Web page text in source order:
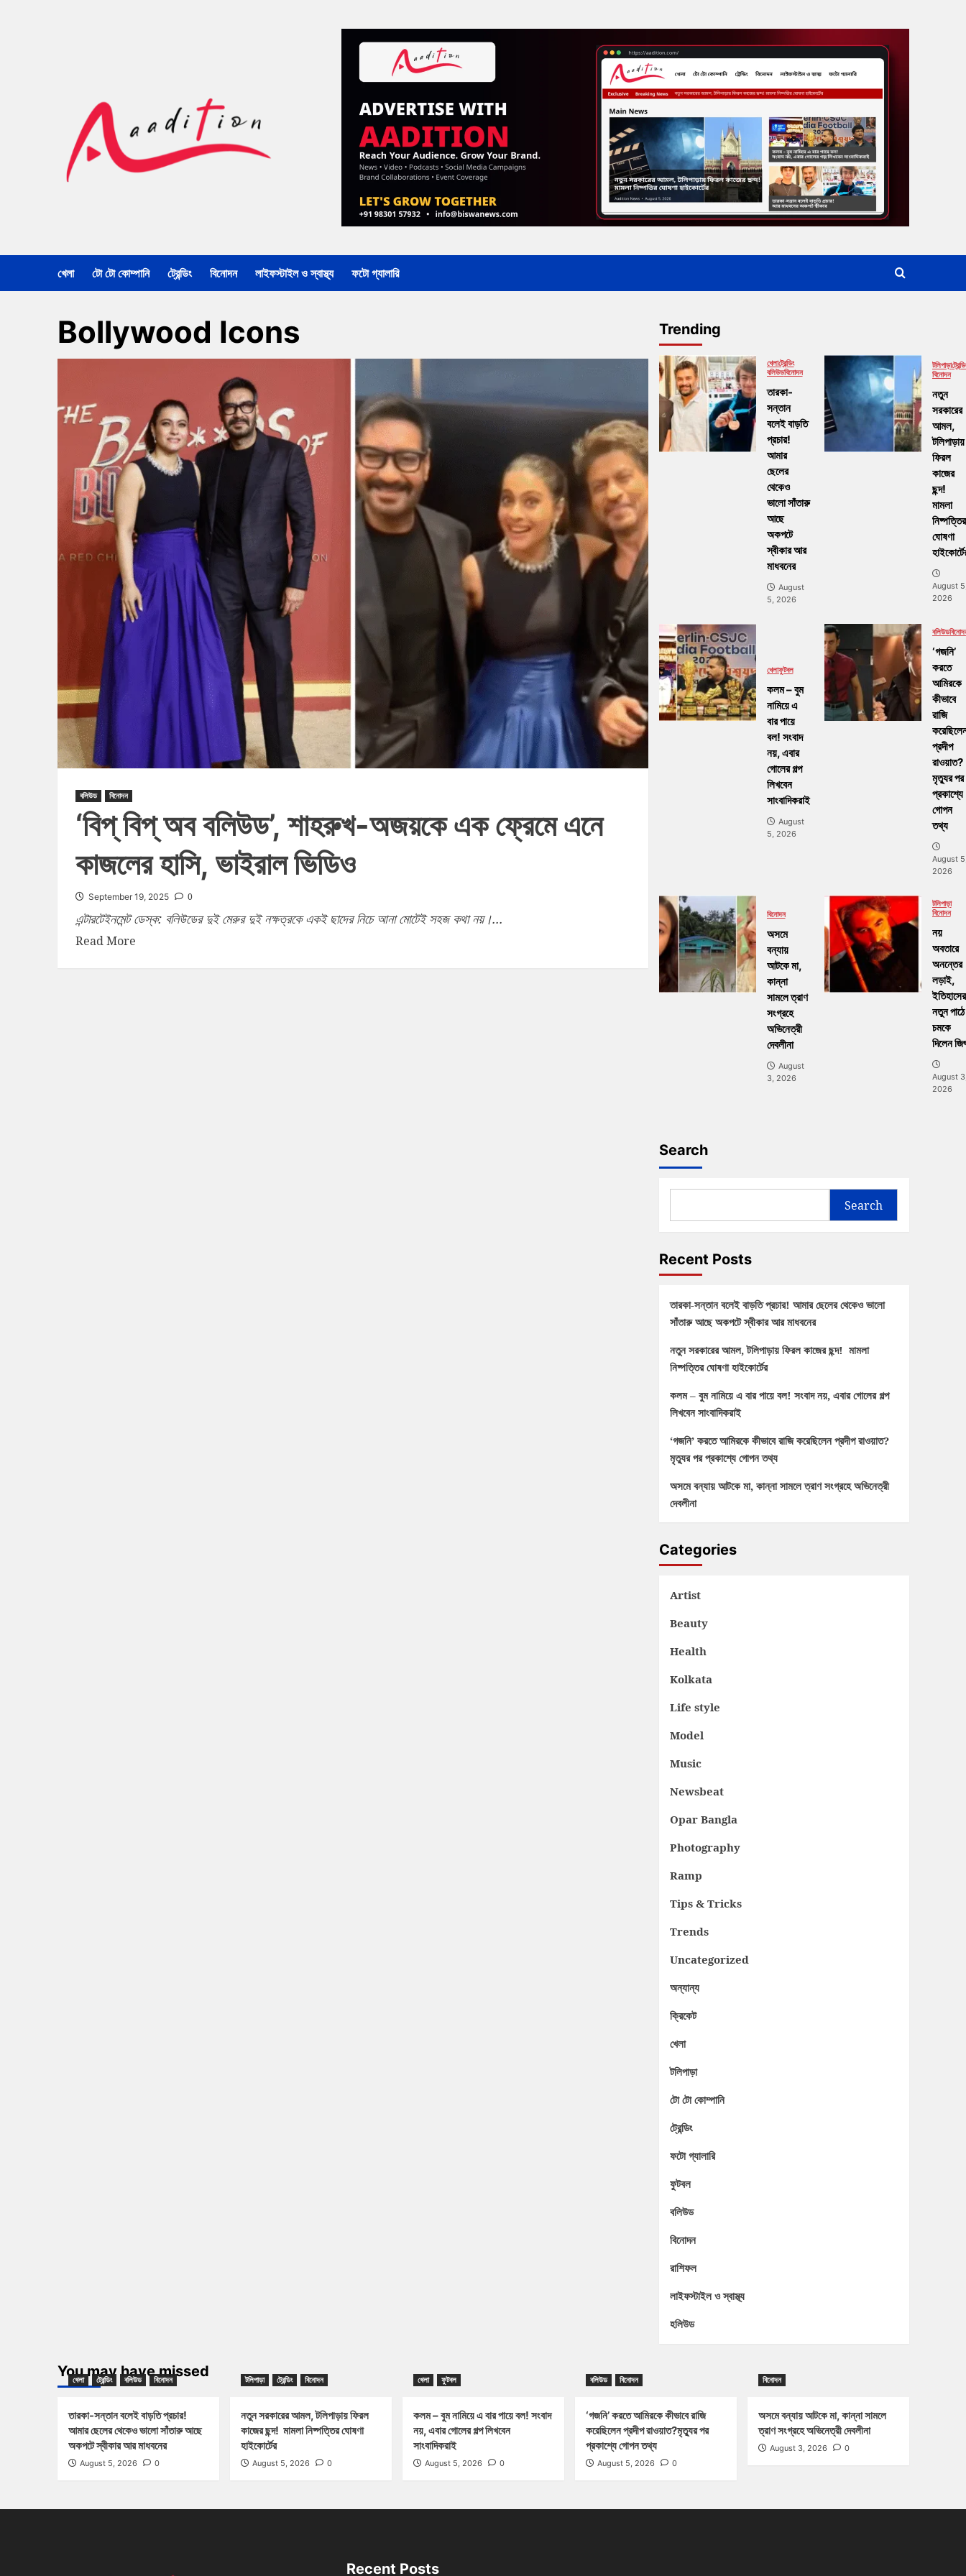
খেলা টো টো কোম্পানি ট্রেন্ডিং বিনোদন লাইফস্টাইল ও স্বাস্থ্য ফটো গ্যালারি
Bollywood Icons
বলিউড বিনোদন
‘বিপ্‌ বিপ্‌ অব বলিউড’, শাহরুখ-অজয়কে এক ফ্রেমে এনে
কাজলের হাসি, ভাইরাল ভিডিও
September 19, 2025 0
এন্টারটেইনমেন্ট ডেস্ক: বলিউডের দুই মেরুর দুই নক্ষত্রকে একই ছাদের নিচে আনা মোটেই সহজ কথা নয়।...
Read More
Trending
খেলাট্রেন্ডিং
বলিউডবিনোদন
তারকা-
সন্তান
বলেই বাড়তি
প্রচার!
আমার
ছেলের
থেকেও
ভালো সাঁতারু
আছে
অকপটে
স্বীকার আর
মাধবনের
August
5, 2026
টলিপাড়া
বিনোদন
নতুন
সরকারের
আমল,
টলিপাড়ায়
ফিরল
কাজের
ছন্দ!
মামলা
নিষ্পত্তির
ঘোষণা
August
2026
খেলাফুটবল
কলম – বুম
নামিয়ে এ
বার পায়ে
বল! সংবাদ
নয়, এবার
গোলের গল্প
লিখবেন
সাংবাদিকরাই
August
5, 2026
বলিউড
‘গজনি’
করতে
আমিরকে
কীভাবে
রাজি
প্রদীপ
রাওয়াত?
মৃত্যুর পর
প্রকাশ্যে
গোপন
তথ্য
August
2026
বিনোদন
অসমে
বন্যায়
আটকে মা,
কান্না
সামলে ত্রাণ
সংগ্রহে
অভিনেত্রী
দেবলীনা
August
3, 2026
টলিপাড়া
বিনোদন
নয়
অবতারে
অনন্তের
লড়াই,
ইতিহাসের
নতুন পাঠে
চমকে
দিলেন জিৎ
August
2026
Search
Search
Recent Posts
তারকা-সন্তান বলেই বাড়তি প্রচার! আমার ছেলের থেকেও ভালো
সাঁতারু আছে অকপটে স্বীকার আর মাধবনের
নতুন সরকারের আমল, টলিপাড়ায় ফিরল কাজের ছন্দ! মামলা
নিষ্পত্তির ঘোষণা হাইকোর্টের
কলম – বুম নামিয়ে এ বার পায়ে বল! সংবাদ নয়, এবার গোলের গল্প
লিখবেন সাংবাদিকরাই
‘গজনি’ করতে আমিরকে কীভাবে রাজি করেছিলেন প্রদীপ রাওয়াত?
মৃত্যুর পর প্রকাশ্যে গোপন তথ্য
অসমে বন্যায় আটকে মা, কান্না সামলে ত্রাণ সংগ্রহে অভিনেত্রী
দেবলীনা
Categories
Artist
Beauty
Health
Kolkata
Life style
Model
Music
Newsbeat
Opar Bangla
Photography
Ramp
Tips & Tricks
Trends
Uncategorized
অন্যান্য
ক্রিকেট
খেলা
টলিপাড়া
টো টো কোম্পানি
ট্রেন্ডিং
ফটো গ্যালারি
ফুটবল
বলিউড
বিনোদন
রাশিফল
লাইফস্টাইল ও স্বাস্থ্য
হলিউড
You may have missed
খেলা ট্রেন্ডিং বলিউড বিনোদন
তারকা-সন্তান বলেই বাড়তি প্রচার!
আমার ছেলের থেকেও ভালো সাঁতারু আছে
অকপটে স্বীকার আর মাধবনের
August 5, 2026 0
টলিপাড়া ট্রেন্ডিং বিনোদন
নতুন সরকারের আমল, টলিপাড়ায় ফিরল
কাজের ছন্দ! মামলা নিষ্পত্তির ঘোষণা
হাইকোর্টের
August 5, 2026 0
খেলা ফুটবল
কলম – বুম নামিয়ে এ বার পায়ে বল! সংবাদ
নয়, এবার গোলের গল্প লিখবেন
সাংবাদিকরাই
August 5, 2026 0
বলিউড বিনোদন
‘গজনি’ করতে আমিরকে কীভাবে রাজি
করেছিলেন প্রদীপ রাওয়াত?মৃত্যুর পর
প্রকাশ্যে গোপন তথ্য
August 5, 2026 0
বিনোদন
অসমে বন্যায় আটকে মা, কান্না সামলে
ত্রাণ সংগ্রহে অভিনেত্রী দেবলীনা
August 3, 2026 0
Recent Posts